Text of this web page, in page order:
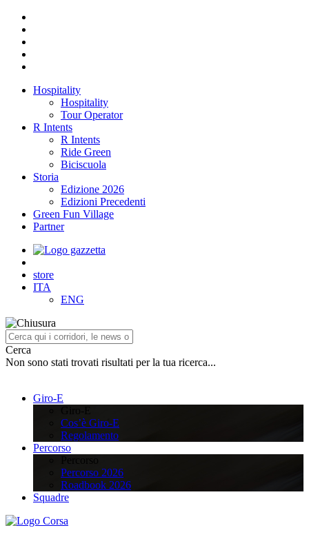
Hospitality
Hospitality
Tour Operator
R Intents
R Intents
Ride Green
Biciscuola
Storia
Edizione 2026
Edizioni Precedenti
Green Fun Village
Partner
store
ITA
ENG
Cerca
Non sono stati trovati risultati per la tua ricerca...
Giro-E
Cos’è Giro-E
Regolamento
Percorso
Percorso 2026
Roadbook 2026
Squadre